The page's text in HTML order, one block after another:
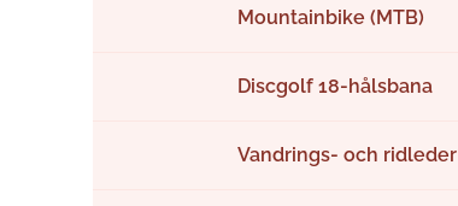
Mountainbike (MTB)
Discgolf 18-hålsbana
Vandrings- och ridleder